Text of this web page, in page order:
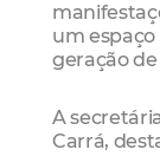
um
geração
A
Carrá,